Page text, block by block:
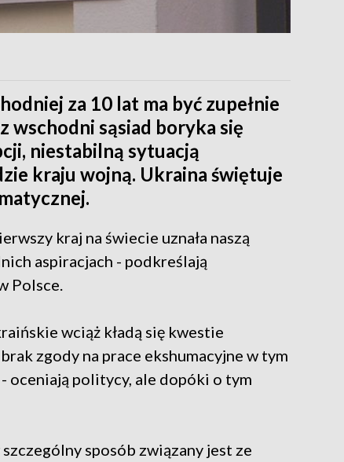
za 10 lat ma być zupełnie
wschodni sąsiad boryka się
niestabilną sytuacją
kraju wojną. Ukraina świętuje
kraj na świecie uznała naszą
aspiracjach - podkreślają
Polsce.
wciąż kładą się kwestie
zgody na prace ekshumacyjne w tym
oceniają politycy, ale dopóki o tym
sposób związany jest ze